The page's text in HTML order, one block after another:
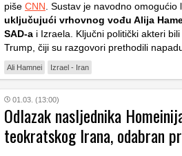
piše CNN. Sustav je navodno omogućio
uključujući vrhovnog vođu Alija
SAD-a i Izraela. Ključni politički akteri
Trump, čiji su razgovori prethodili
Ali Hamnei Izrael - Iran
01.03. (13:00)
Odlazak nasljednika
teokratskog Irana, odabran